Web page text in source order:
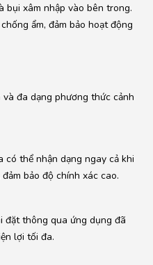
bụi xâm nhập vào bên trong.
ẩm, đảm bảo hoạt động
và đa dạng phương thức cảnh
có thể nhận dạng ngay cả khi
bảo độ chính xác cao.
đặt thông qua ứng dụng đã
lợi tối đa.